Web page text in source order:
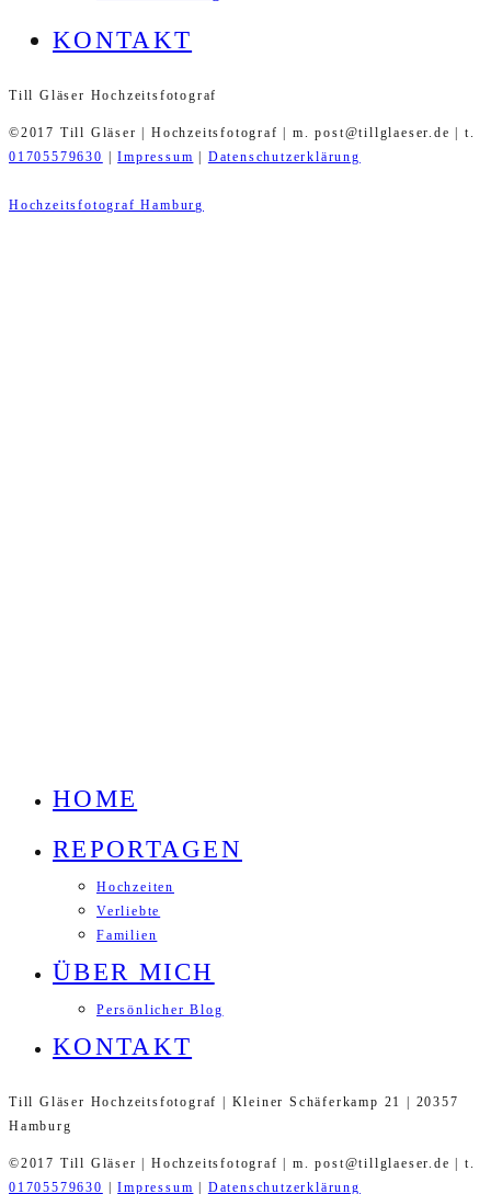
KONTAKT
Till Gläser Hochzeitsfotograf
©2017 Till Gläser | Hochzeitsfotograf | m. post@tillglaeser.de | t.
01705579630
|Impressum Datenschutzerklärung
Hochzeitsfotograf Hamburg
HOME
REPORTAGEN
Hochzeiten
Verliebte
Familien
ÜBER MICH
Persönlicher Blog
KONTAKT
Till Gläser Hochzeitsfotograf | Kleiner Schäferkamp 21 | 20357
Hamburg
©2017 Till Gläser | Hochzeitsfotograf | m. post@tillglaeser.de | t.
01705579630
|Impressum Datenschutzerklärung